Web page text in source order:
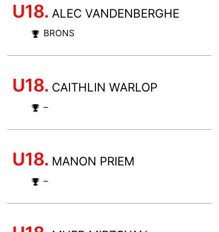
U18. ALEC VANDENBERGHE
BRONS
U18. CAITHLIN WARLOP
–
U18. MANON PRIEM
–